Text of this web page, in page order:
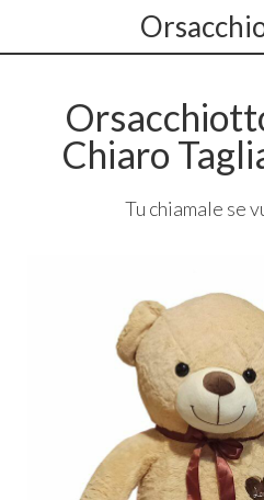
Chiaro
Tu chiamale se